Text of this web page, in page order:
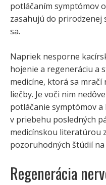
potláčaním symptómov
zasahujú do
sa.
Napriek nesporne
hojenie a regeneráciu a
medicíne, ktorá sa
liečby. Je voči nim
potláčanie symptómov
v priebehu posledných
medicínskou literatúrou
pozoruhodných štúdií
Regenerácia